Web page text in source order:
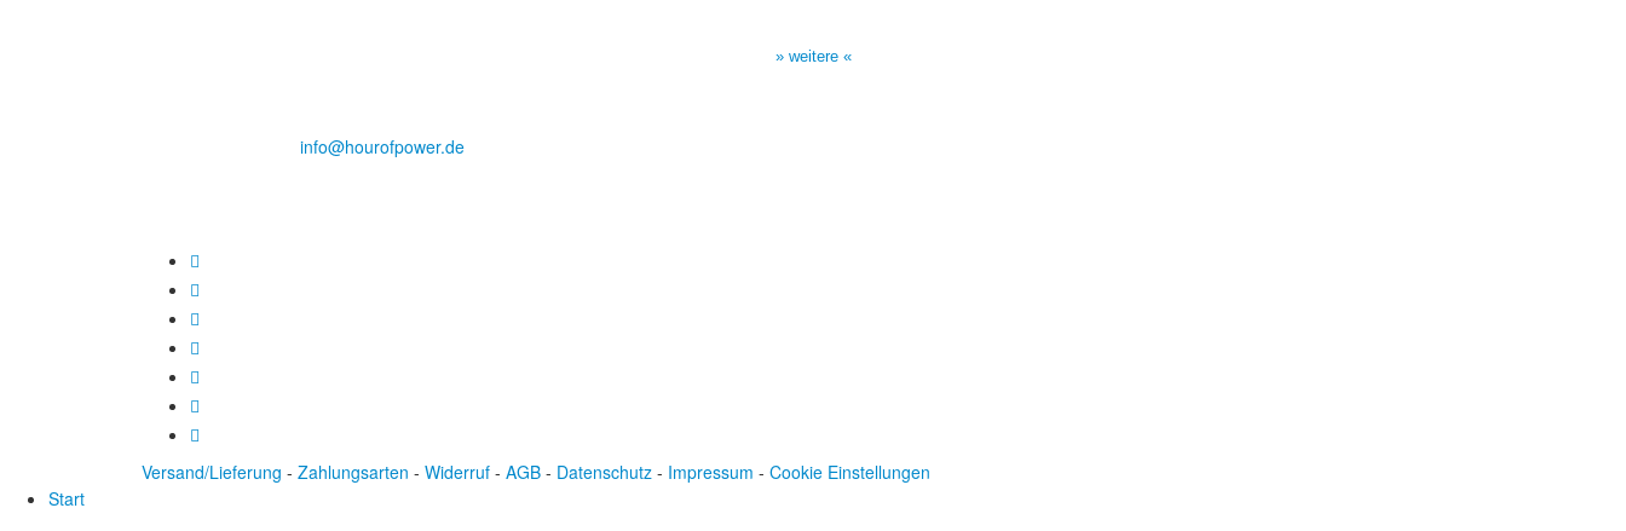
info@hourofpower.de
» weitere «
Versand/Lieferung - Zahlungsarten - Widerruf - AGB - Datenschutz - Impressum - Cookie Einstellungen
Start